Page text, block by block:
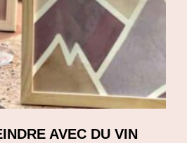
AVEC DU VIN